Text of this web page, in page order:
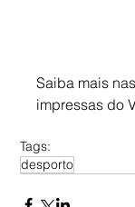
Saiba mais
impressas do
Tags:
desporto